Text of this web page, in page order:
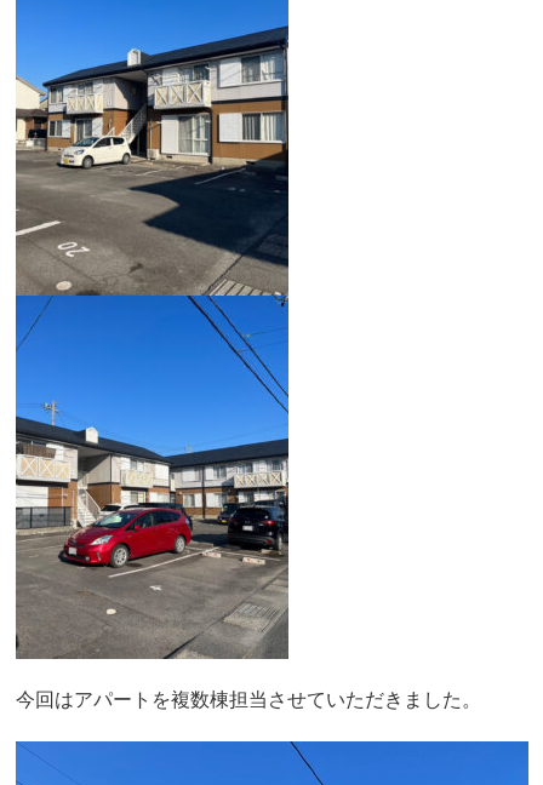
今回はアパートを複数棟担当させていただきました。